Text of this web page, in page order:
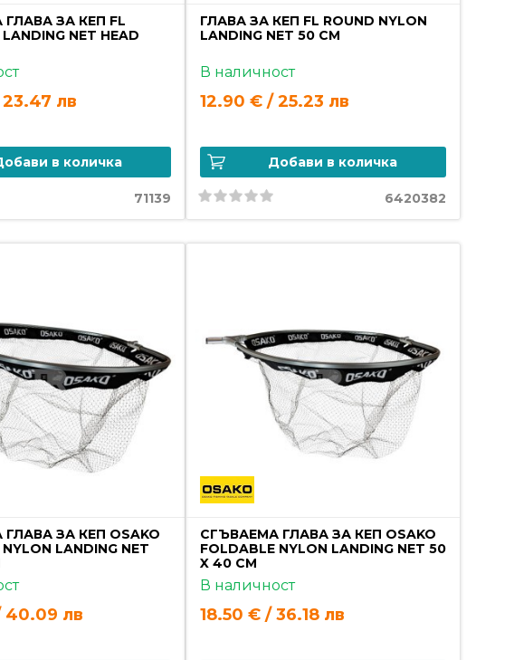
ЗА КЕП FL
NET HEAD
лв
в количка
71139
ГЛАВА ЗА КЕП FL ROUND NYLON
LANDING NET 50 CM
В наличност
12.90 € / 25.23 лв
Добави в количка
6420382
ЗА КЕП OSAKO
LANDING NET
40.09 лв
СГЪВАЕМА ГЛАВА ЗА КЕП OSAKO
FOLDABLE NYLON LANDING NET 50
X 40 CM
В наличност
18.50 € / 36.18 лв